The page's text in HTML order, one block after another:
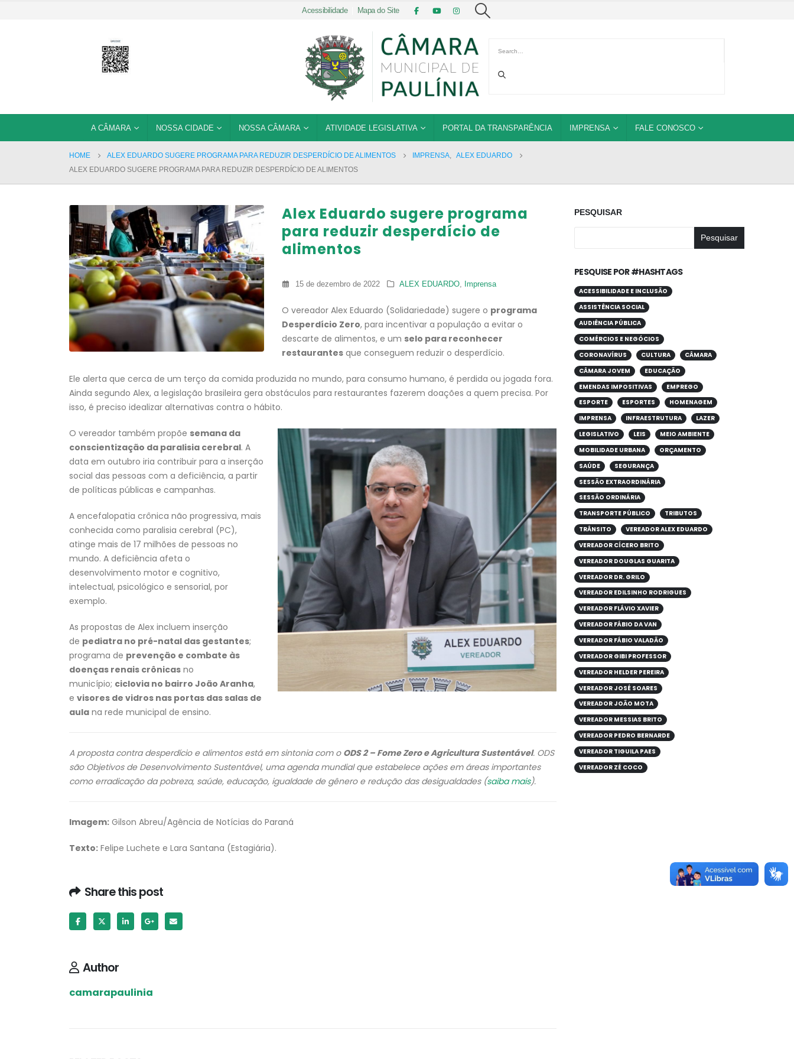
Acessibilidade| Mapa do Site
A CÂMARA NOSSA CIDADE NOSSA CÂMARA ATIVIDADE LEGISLATIVA PORTAL DA TRANSPARÊNCIA IMPRENSA FALE CONOSCO
HOME ALEX EDUARDO SUGERE PROGRAMA PARA REDUZIR DESPERDÍCIO DE ALIMENTOS IMPRENSA, ALEX EDUARDO
ALEX EDUARDO SUGERE PROGRAMA PARA REDUZIR DESPERDÍCIO DE ALIMENTOS
Alex Eduardo sugere programa
para reduzir desperdício de
alimentos
15 de dezembro de 2022 ALEX EDUARDO, Imprensa
O vereador Alex Eduardo (Solidariedade) sugere o programa
Desperdício Zero, para incentivar a população a evitar o
descarte de alimentos, e um selo para reconhecer
restaurantes que conseguem reduzir o desperdício.
Ele alerta que cerca de um terço da comida produzida no mundo, para consumo humano, é perdida ou jogada fora.
Ainda segundo Alex, a legislação brasileira gera obstáculos para restaurantes fazerem doações a quem precisa. Por
isso, é preciso idealizar alternativas contra o hábito.
O vereador também propõe semana da
conscientização da paralisia cerebral. A
data em outubro iria contribuir para a inserção
social das pessoas com a deficiência, a partir
de políticas públicas e campanhas.
A encefalopatia crônica não progressiva, mais
conhecida como paralisia cerebral (PC),
atinge mais de 17 milhões de pessoas no
mundo. A deficiência afeta o
desenvolvimento motor e cognitivo,
intelectual, psicológico e sensorial, por
exemplo.
As propostas de Alex incluem inserção
de pediatra no pré-natal das gestantes;
programa de prevenção e combate às
doenças renais crônicas no
município; ciclovia no bairro João Aranha,
e visores de vidros nas portas das salas de
aula na rede municipal de ensino.
A proposta contra desperdício e alimentos está em sintonia com o ODS 2 – Fome Zero e Agricultura Sustentável. ODS
são Objetivos de Desenvolvimento Sustentável, uma agenda mundial que estabelece ações em áreas importantes
como erradicação da pobreza, saúde, educação, igualdade de gênero e redução das desigualdades (saiba mais).
Imagem: Gilson Abreu/Agência de Notícias do Paraná
Texto: Felipe Luchete e Lara Santana (Estagiária).
Share this post
Author
camarapaulinia
PESQUISAR
Pesquisar
PESQUISE POR #HASHTAGS
ACESSIBILIDADE E INCLUSÃO
ASSISTÊNCIA SOCIAL
AUDIÊNCIA PÚBLICA
COMÉRCIOS E NEGÓCIOS
CORONAVÍRUS
CULTURA
CÂMARA
CÂMARA JOVEM
EDUCAÇÃO
EMENDAS IMPOSITIVAS
EMPREGO
ESPORTE
ESPORTES
HOMENAGEM
IMPRENSA
INFRAESTRUTURA
LAZER
LEGISLATIVO
LEIS
MEIO AMBIENTE
MOBILIDADE URBANA
ORÇAMENTO
SAÚDE
SEGURANÇA
SESSÃO EXTRAORDINÁRIA
SESSÃO ORDINÁRIA
TRANSPORTE PÚBLICO
TRIBUTOS
TRÂNSITO
VEREADOR ALEX EDUARDO
VEREADOR CÍCERO BRITO
VEREADOR DOUGLAS GUARITA
VEREADOR DR. GRILO
VEREADOR EDILSINHO RODRIGUES
VEREADOR FLÁVIO XAVIER
VEREADOR FÁBIO DA VAN
VEREADOR FÁBIO VALADÃO
VEREADOR GIBI PROFESSOR
VEREADOR HELDER PEREIRA
VEREADOR JOSÉ SOARES
VEREADOR JOÃO MOTA
VEREADOR MESSIAS BRITO
VEREADOR PEDRO BERNARDE
VEREADOR TIGUILA PAES
VEREADOR ZÉ COCO